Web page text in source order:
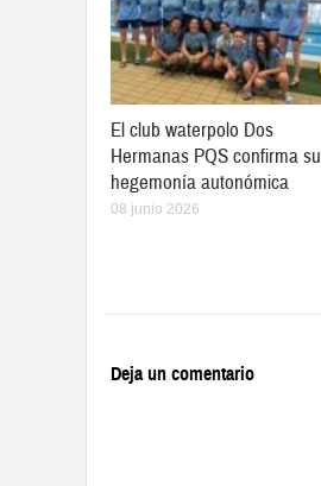
El club waterpolo Dos
Hermanas PQS confirma su
hegemonía autonómica
08 junio 2026
Deja un comentario